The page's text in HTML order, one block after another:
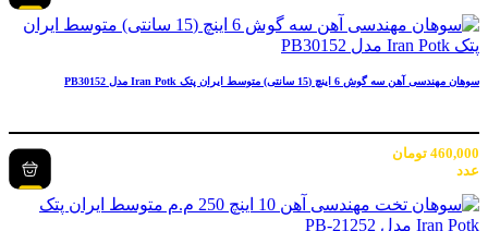
سوهان مهندسی آهن سه گوش 6 اینچ (15 سانتی) متوسط ایران پتک Iran Potk مدل PB30152
460,000 تومان
عدد